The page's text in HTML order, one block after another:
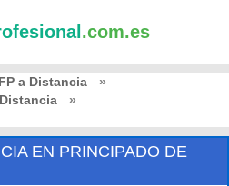
.com.es
FP a Distancia
»
»
EN PRINCIPADO DE